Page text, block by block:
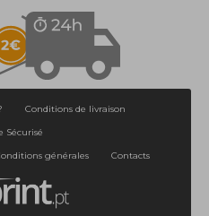
Conditions de livraison
Sécurisé
générales Contacts